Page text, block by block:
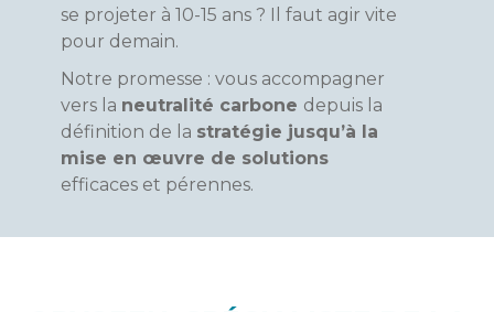
se projeter à 10-15 ans ? Il faut agir vite
pour demain.
Notre promesse : vous accompagner
vers la neutralité carbone depuis la
définition de la stratégie jusqu’à la
mise en œuvre de solutions
efficaces et pérennes.